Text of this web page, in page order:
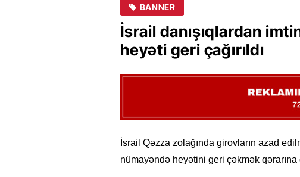
BANNER
İsrail danışıqlardan
heyəti geri çağırıldı
İsrail Qəzza zolağında girovların azad
nümayəndə heyətini geri çəkmək qərarına